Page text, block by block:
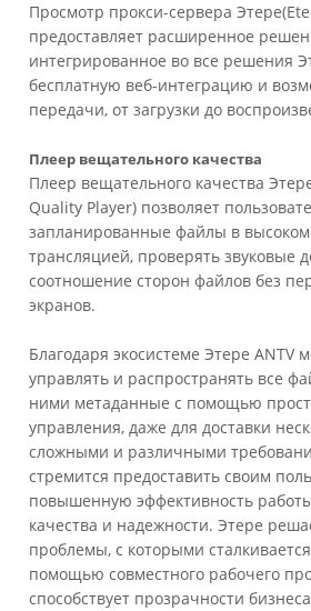
Просмотр прокси-сервера
предоставляет расширенное
интегрированное во все решения
бесплатную веб-интеграцию и
передачи, от загрузки до
Плеер вещательного качества
Плеер вещательного качества
Quality Player) позволяет
запланированные файлы в
трансляцией, проверять звуковые
соотношение сторон файлов без
экранов.
Благодаря экосистеме Этере ANTV
управлять и распространять все
ними метаданные с помощью
управления, даже для доставки
сложными и различными
стремится предоставить своим
повышенную эффективность
качества и надежности. Этере
проблемы, с которыми
помощью совместного рабочего
способствует прозрачности